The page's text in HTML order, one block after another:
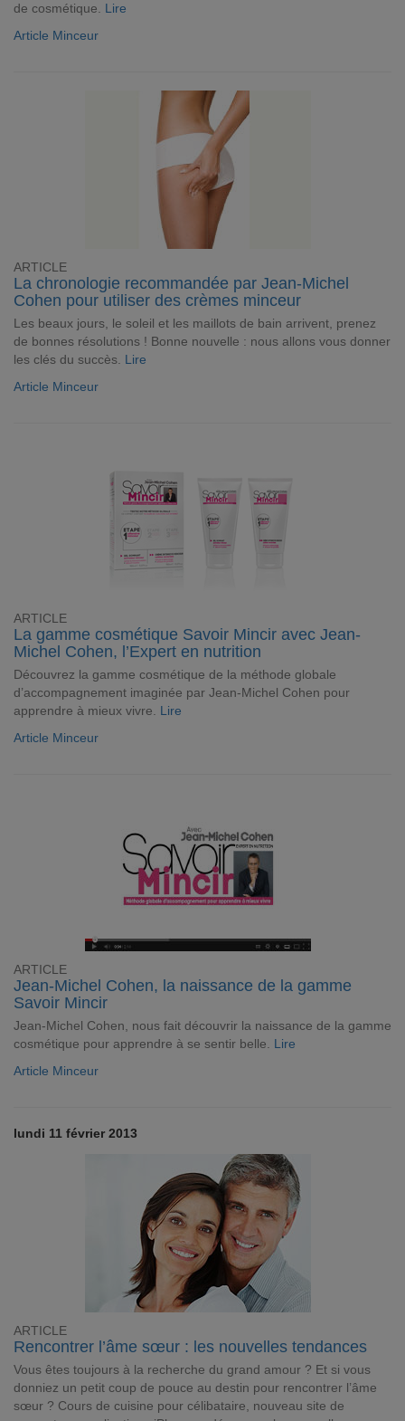
de cosmétique. Lire
Article Minceur
ARTICLE
La chronologie recommandée par Jean-Michel
Cohen pour utiliser des crèmes minceur
Les beaux jours, le soleil et les maillots de bain arrivent, prenez
de bonnes résolutions ! Bonne nouvelle : nous allons vous donner
les clés du succès. Lire
Article Minceur
ARTICLE
La gamme cosmétique Savoir Mincir avec Jean-
Michel Cohen, l’Expert en nutrition
Découvrez la gamme cosmétique de la méthode globale
d’accompagnement imaginée par Jean-Michel Cohen pour
apprendre à mieux vivre. Lire
Article Minceur
ARTICLE
Jean-Michel Cohen, la naissance de la gamme
Savoir Mincir
Jean-Michel Cohen, nous fait découvrir la naissance de la gamme
cosmétique pour apprendre à se sentir belle. Lire
Article Minceur
lundi 11 février 2013
ARTICLE
Rencontrer l’âme sœur : les nouvelles tendances
Vous êtes toujours à la recherche du grand amour ? Et si vous
donniez un petit coup de pouce au destin pour rencontrer l’âme
sœur ? Cours de cuisine pour célibataire, nouveau site de